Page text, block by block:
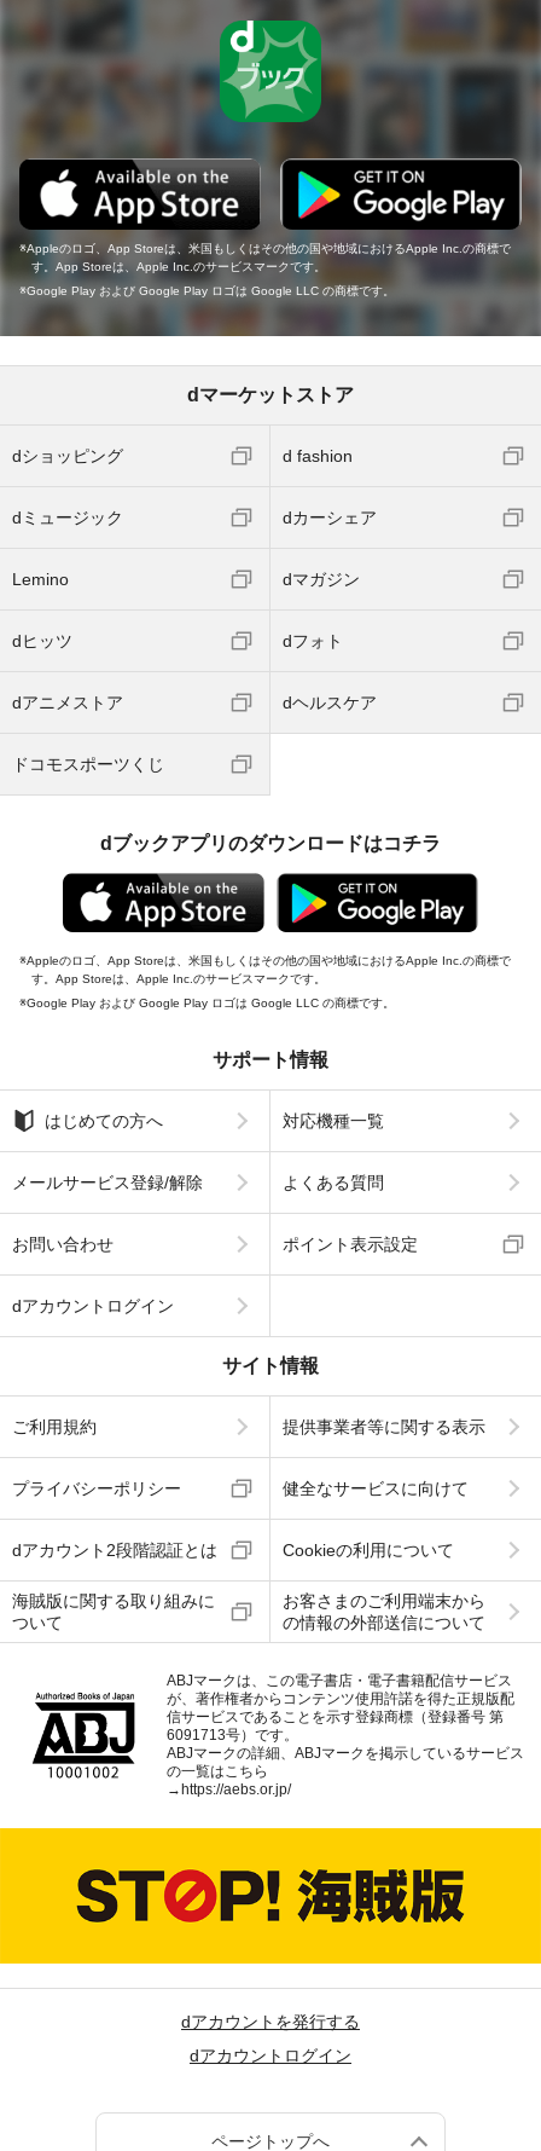
Appleのロゴ、App Storeは、米国もしくはその他の国や地域におけるApple Inc.の商標で
す。App Storeは、Apple Inc.のサービスマークです。
Google Play および Google Play ロゴは Google LLC の商標です。
dマーケットストア
dショッピング d fashion
dミュージック dカーシェア
Lemino dマガジン
dヒッツ dフォト
dアニメストア dヘルスケア
ドコモスポーツくじ
dブックアプリのダウンロードはコチラ
Appleのロゴ、App Storeは、米国もしくはその他の国や地域におけるApple Inc.の商標で
す。App Storeは、Apple Inc.のサービスマークです。
Google Play および Google Play ロゴは Google LLC の商標です。
サポート情報
はじめての方へ 対応機種一覧
メールサービス登録/解除 よくある質問
お問い合わせ ポイント表示設定
dアカウントログイン
サイト情報
ご利用規約 提供事業者等に関する表示
プライバシーポリシー 健全なサービスに向けて
dアカウント2段階認証とは Cookieの利用について
海賊版に関する取り組みに
ついて
お客さまのご利用端末から
の情報の外部送信について
ABJマークは、この電子書店・電子書籍配信サービス
が、著作権者からコンテンツ使用許諾を得た正規版配
信サービスであることを示す登録商標（登録番号 第
6091713号）です。
ABJマークの詳細、ABJマークを掲示しているサービス
の一覧はこちら
→ https://aebs.or.jp/
dアカウントを発行する
dアカウントログイン
ページトップへ